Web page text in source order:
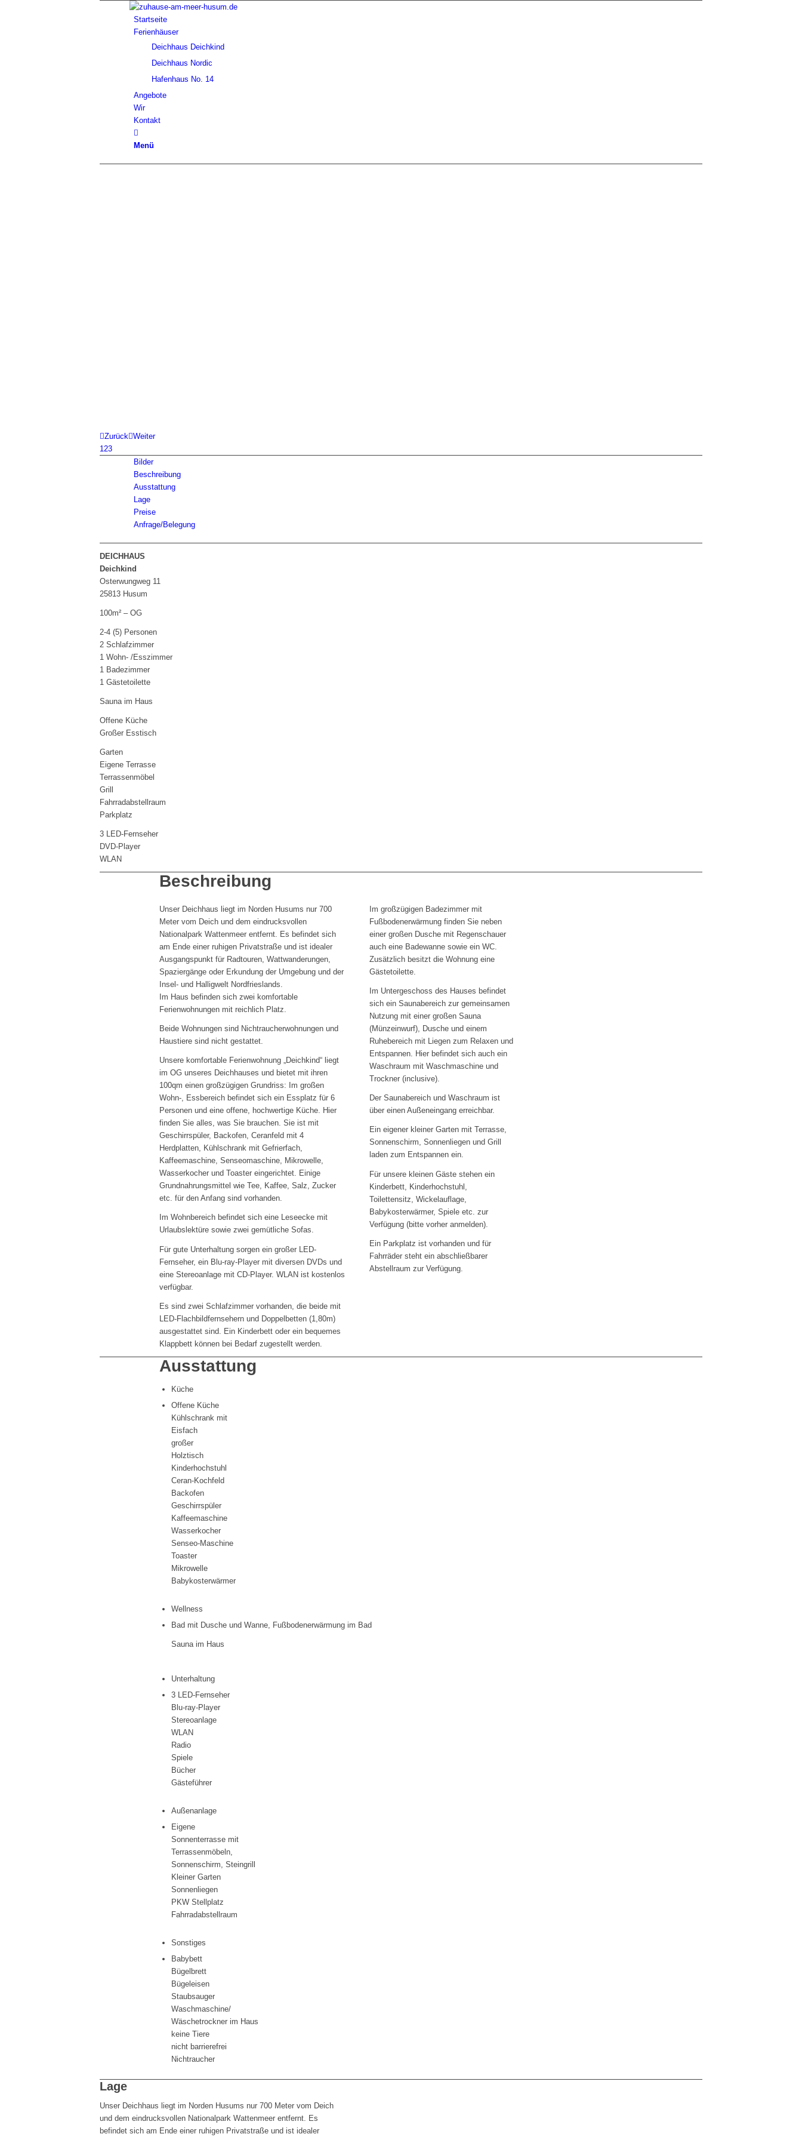
Startseite
Ferienhäuser
Deichhaus Deichkind
Deichhaus Nordic
Hafenhaus No. 14
Angebote
Wir
Kontakt
Menü
Zurück Weiter
1 23
Bilder
Beschreibung
Ausstattung
Lage
Preise
Anfrage/Belegung
DEICHHAUS
Deichkind
Osterwungweg 11
25813 Husum
100m² – OG
2-4 (5) Personen
2 Schlafzimmer
1 Wohn- /Esszimmer
1 Badezimmer
1 Gästetoilette
Sauna im Haus
Offene Küche
Großer Esstisch
Garten
Eigene Terrasse
Terrassenmöbel
Grill
Fahrradabstellraum
Parkplatz
3 LED-Fernseher
DVD-Player
WLAN
Beschreibung
Unser Deichhaus liegt im Norden Husums nur 700
Meter vom Deich und dem eindrucksvollen
Nationalpark Wattenmeer entfernt. Es befindet sich
am Ende einer ruhigen Privatstraße und ist idealer
Ausgangspunkt für Radtouren, Wattwanderungen,
Spaziergänge oder Erkundung der Umgebung und der
Insel- und Halligwelt Nordfrieslands.
Im Haus befinden sich zwei komfortable
Ferienwohnungen mit reichlich Platz.
Beide Wohnungen sind Nichtraucherwohnungen und
Haustiere sind nicht gestattet.
Unsere komfortable Ferienwohnung „Deichkind“ liegt
im OG unseres Deichhauses und bietet mit ihren
100qm einen großzügigen Grundriss: Im großen
Wohn-, Essbereich befindet sich ein Essplatz für 6
Personen und eine offene, hochwertige Küche. Hier
finden Sie alles, was Sie brauchen. Sie ist mit
Geschirrspüler, Backofen, Ceranfeld mit 4
Herdplatten, Kühlschrank mit Gefrierfach,
Kaffeemaschine, Senseomaschine, Mikrowelle,
Wasserkocher und Toaster eingerichtet. Einige
Grundnahrungsmittel wie Tee, Kaffee, Salz, Zucker
etc. für den Anfang sind vorhanden.
Im Wohnbereich befindet sich eine Leseecke mit
Urlaubslektüre sowie zwei gemütliche Sofas.
Für gute Unterhaltung sorgen ein großer LED-
Fernseher, ein Blu-ray-Player mit diversen DVDs und
eine Stereoanlage mit CD-Player. WLAN ist kostenlos
verfügbar.
Es sind zwei Schlafzimmer vorhanden, die beide mit
LED-Flachbildfernsehern und Doppelbetten (1,80m)
ausgestattet sind. Ein Kinderbett oder ein bequemes
Klappbett können bei Bedarf zugestellt werden.
Im großzügigen Badezimmer mit
Fußbodenerwärmung finden Sie neben
einer großen Dusche mit Regenschauer
auch eine Badewanne sowie ein WC.
Zusätzlich besitzt die Wohnung eine
Gästetoilette.
Im Untergeschoss des Hauses befindet
sich ein Saunabereich zur gemeinsamen
Nutzung mit einer großen Sauna
(Münzeinwurf), Dusche und einem
Ruhebereich mit Liegen zum Relaxen und
Entspannen. Hier befindet sich auch ein
Waschraum mit Waschmaschine und
Trockner (inclusive).
Der Saunabereich und Waschraum ist
über einen Außeneingang erreichbar.
Ein eigener kleiner Garten mit Terrasse,
Sonnenschirm, Sonnenliegen und Grill
laden zum Entspannen ein.
Für unsere kleinen Gäste stehen ein
Kinderbett, Kinderhochstuhl,
Toilettensitz, Wickelauflage,
Babykosterwärmer, Spiele etc. zur
Verfügung (bitte vorher anmelden).
Ein Parkplatz ist vorhanden und für
Fahrräder steht ein abschließbarer
Abstellraum zur Verfügung.
Ausstattung
Küche
Offene Küche
Kühlschrank mit
Eisfach
großer
Holztisch
Kinderhochstuhl
Ceran-Kochfeld
Backofen
Geschirrspüler
Kaffeemaschine
Wasserkocher
Senseo-Maschine
Toaster
Mikrowelle
Babykosterwärmer
Wellness
Bad mit Dusche und Wanne, Fußbodenerwärmung im Bad
Sauna im Haus
Unterhaltung
3 LED-Fernseher
Blu-ray-Player
Stereoanlage
WLAN
Radio
Spiele
Bücher
Gästeführer
Außenanlage
Eigene
Sonnenterrasse mit
Terrassenmöbeln,
Sonnenschirm, Steingrill
Kleiner Garten
Sonnenliegen
PKW Stellplatz
Fahrradabstellraum
Sonstiges
Babybett
Bügelbrett
Bügeleisen
Staubsauger
Waschmaschine/
Wäschetrockner im Haus
keine Tiere
nicht barrierefrei
Nichtraucher
Lage
Unser Deichhaus liegt im Norden Husums nur 700 Meter vom Deich
und dem eindrucksvollen Nationalpark Wattenmeer entfernt. Es
befindet sich am Ende einer ruhigen Privatstraße und ist idealer